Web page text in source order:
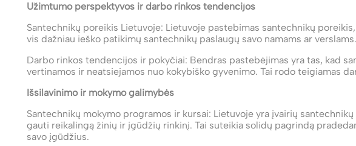
Užimtumo perspektyvos ir darbo rinkos tendencijos
Santechnikų poreikis Lietuvoje: Lietuvoje pastebimas santechnikų
vis dažniau ieško patikimų santechnikų paslaugų savo namams ar verslams.
Darbo rinkos tendencijos ir pokyčiai: Bendras pastebėjimas yra tas, kad
vertinamos ir neatsiejamos nuo kokybiško gyvenimo. Tai rodo teigiamas
Išsilavinimo ir mokymo galimybės
Santechnikų mokymo programos ir kursai: Lietuvoje yra įvairių
gauti reikalingą žinių ir įgūdžių rinkinį. Tai suteikia solidų pagrindą
savo įgūdžius.